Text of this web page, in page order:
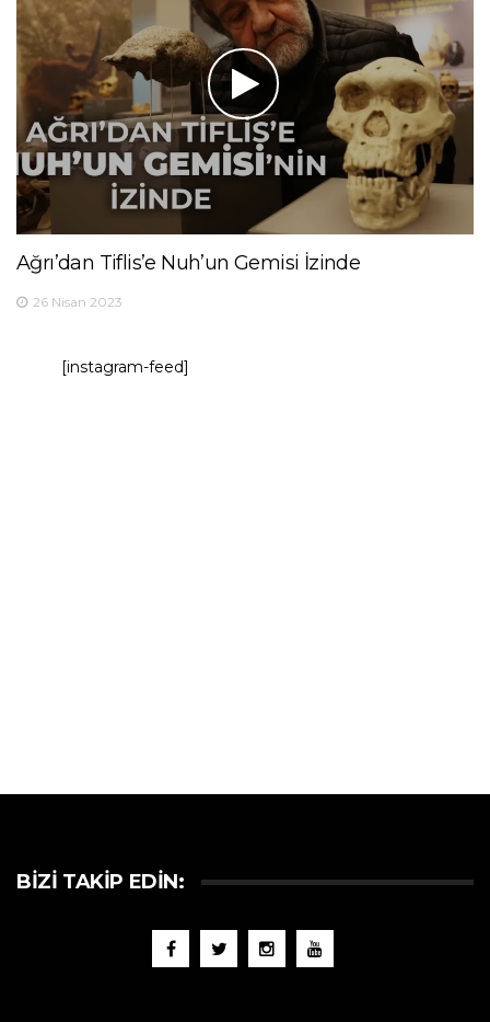
Ağrı’dan Tiflis’e Nuh’un Gemisi İzinde
26 Nisan 2023
[instagram-feed]
BIZI TAKIP EDIN: